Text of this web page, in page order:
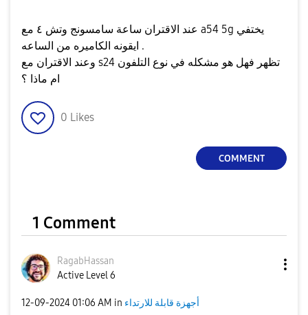
عند الاقتران ساعة سامسونج وتش ٤ مع a54 5g يختفي
ايقونه الكاميره من الساعه .
وعند الاقتران مع s24 تظهر فهل هو مشكله في نوع التلفون
ام ماذا ؟
0 Likes
COMMENT
1 Comment
RagabHassan
Active Level 6
‎12-09-2024 01:06 AM in أجهزة قابلة للارتداء